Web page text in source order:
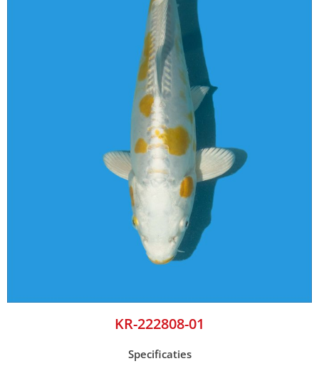
KR-222808-01
Specificaties